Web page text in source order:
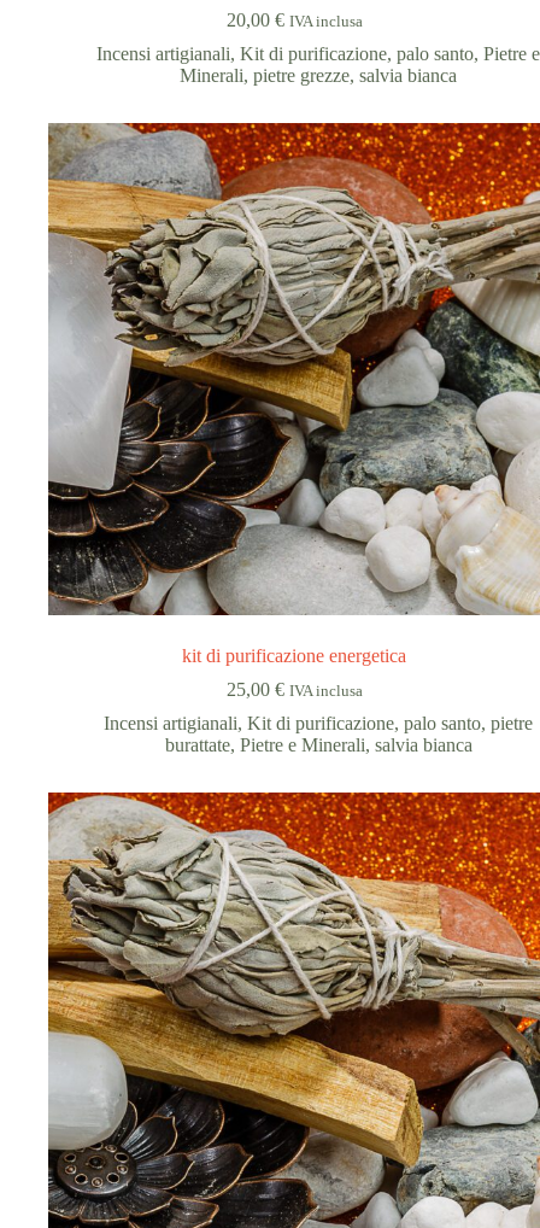
20,00 € IVA inclusa
Incensi artigianali, Kit di purificazione, palo santo, Pietre e
Minerali, pietre grezze, salvia bianca
kit di purificazione energetica
25,00 € IVA inclusa
Incensi artigianali, Kit di purificazione, palo santo, pietre
burattate, Pietre e Minerali, salvia bianca